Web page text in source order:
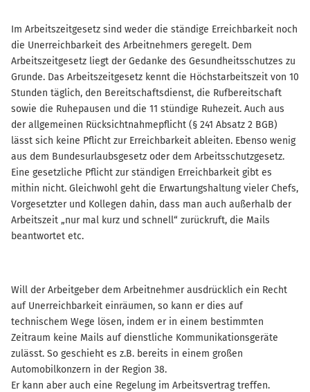
Im Arbeitszeitgesetz sind weder die ständige Erreichbarkeit noch
die Unerreichbarkeit des Arbeitnehmers geregelt. Dem
Arbeitszeitgesetz liegt der Gedanke des Gesundheitsschutzes zu
Grunde. Das Arbeitszeitgesetz kennt die Höchstarbeitszeit von 10
Stunden täglich, den Bereitschaftsdienst, die Rufbereitschaft
sowie die Ruhepausen und die 11 stündige Ruhezeit. Auch aus
der allgemeinen Rücksichtnahmepflicht (§ 241 Absatz 2 BGB)
lässt sich keine Pflicht zur Erreichbarkeit ableiten. Ebenso wenig
aus dem Bundesurlaubsgesetz oder dem Arbeitsschutzgesetz.
Eine gesetzliche Pflicht zur ständigen Erreichbarkeit gibt es
mithin nicht. Gleichwohl geht die Erwartungshaltung vieler Chefs,
Vorgesetzter und Kollegen dahin, dass man auch außerhalb der
Arbeitszeit „nur mal kurz und schnell“ zurückruft, die Mails
beantwortet etc.
Will der Arbeitgeber dem Arbeitnehmer ausdrücklich ein Recht
auf Unerreichbarkeit einräumen, so kann er dies auf
technischem Wege lösen, indem er in einem bestimmten
Zeitraum keine Mails auf dienstliche Kommunikationsgeräte
zulässt. So geschieht es z.B. bereits in einem großen
Automobilkonzern in der Region 38.
Er kann aber auch eine Regelung im Arbeitsvertrag treffen.